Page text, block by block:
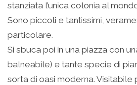
stanziata l’unica colonia al
Sono piccoli e tantissimi,
particolare.
Si sbuca poi in una piazza con
balneabile) e tante specie di
sorta di oasi moderna. Visitabile